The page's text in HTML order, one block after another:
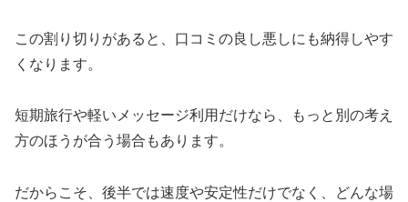
この割り切りがあると、口コミの良し悪しにも納得しやす
くなります。
短期旅行や軽いメッセージ利用だけなら、もっと別の考え
方のほうが合う場合もあります。
だからこそ、後半では速度や安定性だけでなく、どんな場